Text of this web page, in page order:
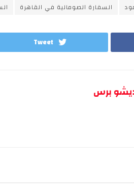
السفارة الصومالية في القاهرة
Tweet
برس